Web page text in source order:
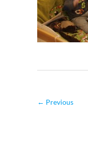
← Previous